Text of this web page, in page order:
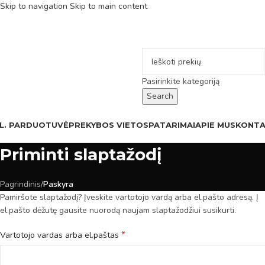
Skip to navigation Skip to main content
Pasirinkite kategoriją
Search
PARDUOTUVĖPREKYBOS VIETOSPATARIMAIAPIE MUS
Priminti slaptažodį
Pagrindinis/Paskyra
Pamiršote slaptažodį? Įveskite vartotojo vardą arba el.pašto adresą. Į
el.pašto dėžutę gausite nuorodą naujam slaptažodžiui susikurti.
Vartotojo vardas arba el.paštas *